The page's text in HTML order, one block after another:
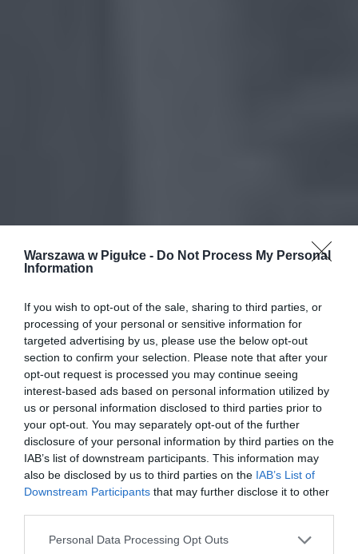
Warszawa w Pigułce - Do Not Process My Personal
Information
If you wish to opt-out of the sale, sharing to third parties, or
processing of your personal or sensitive information for
targeted advertising by us, please use the below opt-out
section to confirm your selection. Please note that after your
opt-out request is processed you may continue seeing
interest-based ads based on personal information utilized by
us or personal information disclosed to third parties prior to
your opt-out. You may separately opt-out of the further
disclosure of your personal information by third parties on the
IAB’s list of downstream participants. This information may
also be disclosed by us to third parties on the IAB’s List of
Downstream Participants that may further disclose it to other
Personal Data Processing Opt Outs